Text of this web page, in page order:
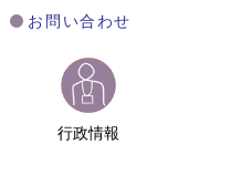
お問い合わせ
行政情報